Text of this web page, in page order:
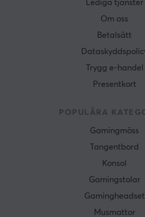
Lediga tjänster
Om oss
Betalsätt
Trygg e-handel
Presentkort
POPULÄRA
Gamingmöss
Tangentbord
Konsol
Gamingstolar
Gamingheadset
Musmattor